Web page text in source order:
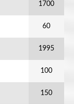
1700
60
1995
100
150